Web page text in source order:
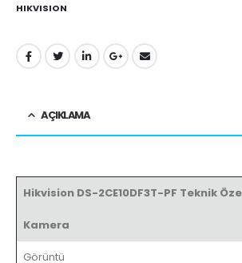
HIKVISION
AÇIKLAMA
Hikvision DS-2CE10DF3T-PF Teknik
Kamera
Görüntü